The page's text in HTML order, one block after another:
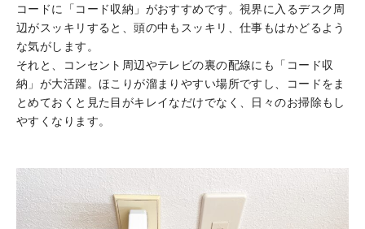
コードに「コード収納」がおすすめです。視界に入るデスク周
辺がスッキリすると、頭の中もスッキリ、仕事もはかどるよう
な気がします。
それと、コンセント周辺やテレビの裏の配線にも「コード収
納」が大活躍。ほこりが溜まりやすい場所ですし、コードをま
とめておくと見た目がキレイなだけでなく、日々のお掃除もし
やすくなります。